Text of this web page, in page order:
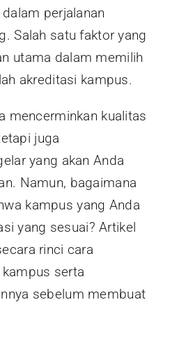
perjalanan
Salah satu faktor yang
utama dalam memilih
akreditasi kampus.
mencerminkan kualitas
juga
yang akan Anda
Namun, bagaimana
kampus yang Anda
yang sesuai? Artikel
rinci cara
serta
sebelum membuat